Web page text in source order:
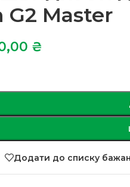
G2 Master
₴
Додати до списку